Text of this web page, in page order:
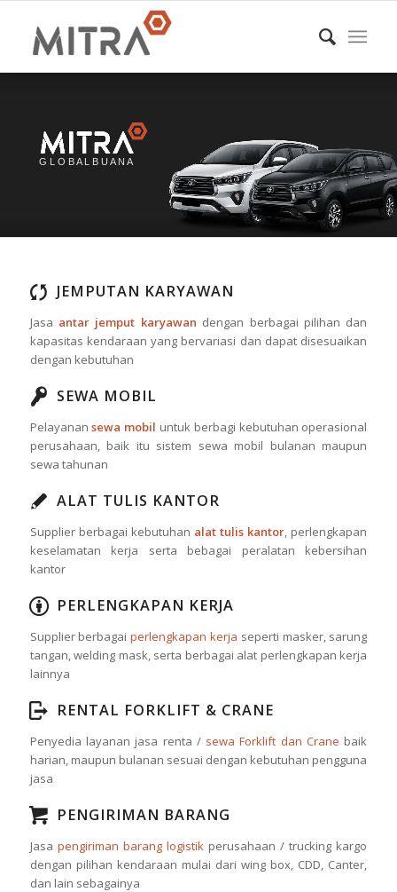
G L O B A L B U A N A
JEMPUTAN KARYAWAN
Jasa antar jemput karyawan dengan berbagai pilihan dan
kapasitas kendaraan yang bervariasi dan dapat disesuaikan
dengan kebutuhan
SEWA MOBIL
Pelayanansewa mobil untuk berbagi kebutuhan operasional
perusahaan, baik itu sistem sewa mobil bulanan maupun
sewa tahunan
ALAT TULIS KANTOR
Supplier berbagai kebutuhan alat tulis kantor, perlengkapan
keselamatan kerja serta bebagai peralatan kebersihan
kantor
PERLENGKAPAN KERJA
Supplier berbagaiperlengkapan kerja seperti masker, sarung
tangan, welding mask, serta berbagai alat perlengkapan kerja
lainnya
RENTAL FORKLIFT & CRANE
Penyedia layanan jasa renta / sewa Forklift dan Crane baik
harian, maupun bulanan sesuai dengan kebutuhan pengguna
jasa
PENGIRIMAN BARANG
Jasa pengiriman barang logistikperusahaan / trucking kargo
dengan pilihan kendaraan mulai dari wing box, CDD, Canter,
dan lain sebagainya